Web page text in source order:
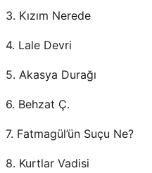
3. Kızım Nerede
4. Lale Devri
5. Akasya Durağı
6. Behzat Ç.
7. Fatmagül’ün Suçu Ne?
8. Kurtlar Vadisi